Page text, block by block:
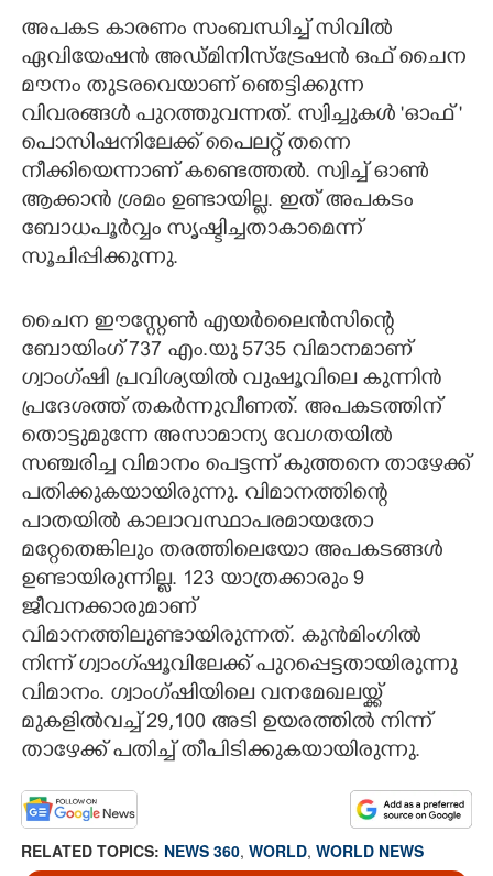
അപകട കാരണം സംബന്ധിച്ച് സിവിൽ
ഏവിയേഷൻ അഡ്മിനിസ്ട്രേഷൻ ഒഫ് ചൈന
മൗനം തുടരവെയാണ് ഞെട്ടിക്കുന്ന
വിവരങ്ങൾ പുറത്തുവന്നത്. സ്വിച്ചുകൾ 'ഓഫ് '
പൊസിഷനിലേക്ക് പൈലറ്റ് തന്നെ
നീക്കിയെന്നാണ് കണ്ടെത്തൽ. സ്വിച്ച് ഓൺ
ആക്കാൻ ശ്രമം ഉണ്ടായില്ല. ഇത് അപകടം
ബോധപൂർവ്വം സൃഷ്ടിച്ചതാകാമെന്ന്
സൂചിപ്പിക്കുന്നു.
ചൈന ഈസ്റ്റേൺ എയർലൈൻസിന്റെ
ബോയിംഗ് 737 എം.യു 5735 വിമാനമാണ്
ഗ്വാംഗ്ഷി പ്രവിശ്യയിൽ വുഷൂവിലെ കുന്നിൻ
പ്രദേശത്ത് തകർന്നുവീണത്. അപകടത്തിന്
തൊട്ടുമുന്നേ അസാമാന്യ വേഗതയിൽ
സഞ്ചരിച്ച വിമാനം പെട്ടന്ന് കുത്തനെ താഴേക്ക്
പതിക്കുകയായിരുന്നു. വിമാനത്തിന്റെ
പാതയിൽ കാലാവസ്ഥാപരമായതോ
മറ്റേതെങ്കിലും തരത്തിലെയോ അപകടങ്ങൾ
ഉണ്ടായിരുന്നില്ല. 123 യാത്രക്കാരും 9
ജീവനക്കാരുമാണ്
വിമാനത്തിലുണ്ടായിരുന്നത്. കുൻമിംഗിൽ
നിന്ന് ഗ്വാംഗ്‌ഷൂവിലേക്ക് പുറപ്പെട്ടതായിരുന്നു
വിമാനം. ഗ്വാംഗ്ഷിയിലെ വനമേഖലയ്ക്ക്
മുകളിൽവച്ച് 29,100 അടി ഉയരത്തിൽ നിന്ന്
താഴേക്ക് പതിച്ച് തീപിടിക്കുകയായിരുന്നു.
RELATED TOPICS: NEWS 360, WORLD, WORLD NEWS